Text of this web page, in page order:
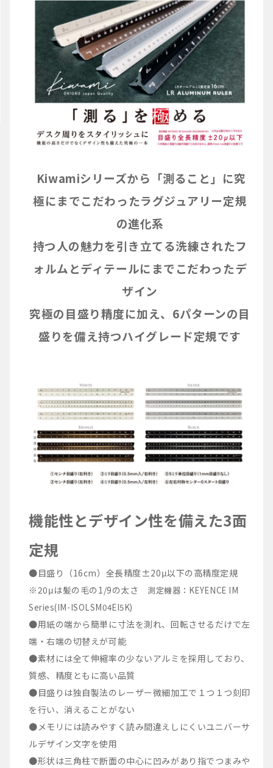
Kiwamiシリーズから「測ること」に究
極にまでこだわったラグジュアリー定規
の進化系
持つ人の魅力を引き立てる洗練されたフ
ォルムとディテールにまでこだわったデ
ザイン
究極の目盛り精度に加え、6パターンの目
盛りを備え持つハイグレード定規です
機能性とデザイン性を備えた3面
定規
●目盛り（16cm）全長精度±20μ以下の高精度定規
※20μは髪の毛の1/9の太さ 測定機器：KEYENCE IM
Series(IM-ISOLSM04EI5K)
●用紙の端から簡単に寸法を測れ、回転させるだけで左
端・右端の切替えが可能
●素材には全て伸縮率の少ないアルミを採用しており、
質感、精度ともに高い品質
●目盛りは独自製法のレーザー微細加工で１つ１つ刻印
を行い、消えることがない
●メモリには読みやすく読み間違えしにくいユニバーサ
ルデザイン文字を使用
●形状は三角柱で断面の中心に凹みがあり指でつまみや